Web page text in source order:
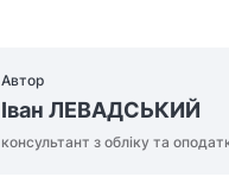
Автор
Іван ЛЕВАДСЬКИЙ
консультант з обліку та